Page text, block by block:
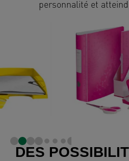
personnalité et
DES